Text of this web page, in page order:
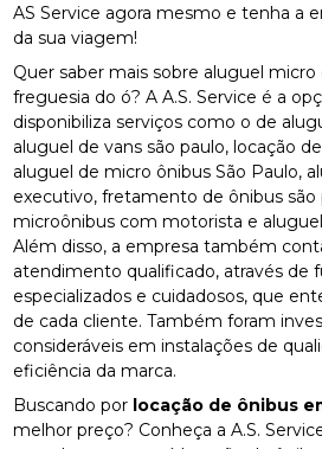
AS Service agora mesmo e tenha a
da sua viagem!
Quer saber mais sobre aluguel micro
freguesia do ó? A A.S. Service é a
disponibiliza serviços como o de
aluguel de vans são paulo, locação
aluguel de micro ônibus São Paulo,
executivo, fretamento de ônibus são
microônibus com motorista e
Além disso, a empresa também
atendimento qualificado, através de
especializados e cuidadosos, que
de cada cliente. Também foram
consideráveis em instalações de
eficiência da marca.
Buscando por locação de ônibus
melhor preço? Conheça a A.S.